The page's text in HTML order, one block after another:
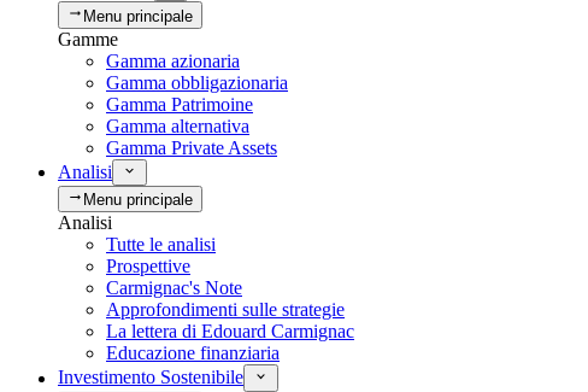
Menu principale
Gamme
Gamma azionaria
Gamma obbligazionaria
Gamma Patrimoine
Gamma alternativa
Gamma Private Assets
Analisi
Menu principale
Analisi
Tutte le analisi
Prospettive
Carmignac's Note
Approfondimenti sulle strategie
La lettera di Edouard Carmignac
Educazione finanziaria
Investimento Sostenibile